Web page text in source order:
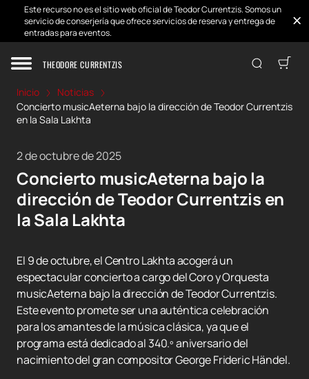
Este recurso no es el sitio web oficial de Teodor Currentzis. Somos un
servicio de conserjería que ofrece servicios de reserva y entrega de
entradas para eventos.
THEODORE CURRENTZIS
Inicio
Noticias
Concierto musicAeterna bajo la dirección de Teodor Currentzis
en la Sala Lakhta
2 de octubre de 2025
Concierto musicAeterna bajo la
dirección de Teodor Currentzis en
la Sala Lakhta
El 9 de octubre, el Centro Lakhta acogerá un
espectacular concierto a cargo del Coro y Orquesta
musicAeterna bajo la dirección de Teodor Currentzis.
Este evento promete ser una auténtica celebración
para los amantes de la música clásica, ya que el
programa está dedicado al 340.º aniversario del
nacimiento del gran compositor George Frideric Händel.